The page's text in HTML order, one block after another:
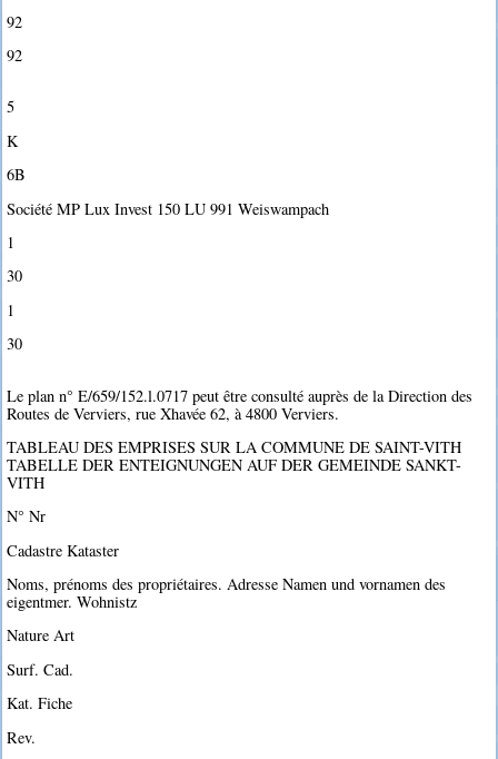
92
92
5
K
6B
Société MP Lux Invest 150 LU 991 Weiswampach
1
30
1
30
Le plan n° E/659/152.l.0717 peut être consulté auprès de la Direction des
Routes de Verviers, rue Xhavée 62, à 4800 Verviers.
TABLEAU DES EMPRISES SUR LA COMMUNE DE SAINT-VITH
TABELLE DER ENTEIGNUNGEN AUF DER GEMEINDE SANKT-
VITH
N° Nr
Cadastre Kataster
Noms, prénoms des propriétaires. Adresse Namen und vornamen des
eigentmer. Wohnistz
Nature Art
Surf. Cad.
Kat. Fiche
Rev.